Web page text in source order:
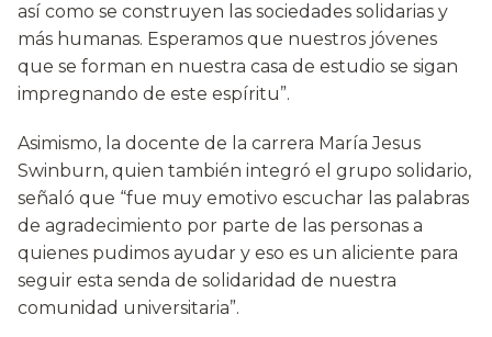
así como se construyen las sociedades solidarias y
más humanas. Esperamos que nuestros jóvenes
que se forman en nuestra casa de estudio se sigan
impregnando de este espíritu”.
Asimismo, la docente de la carrera María Jesus
Swinburn, quien también integró el grupo solidario,
señaló que “fue muy emotivo escuchar las palabras
de agradecimiento por parte de las personas a
quienes pudimos ayudar y eso es un aliciente para
seguir esta senda de solidaridad de nuestra
comunidad universitaria”.